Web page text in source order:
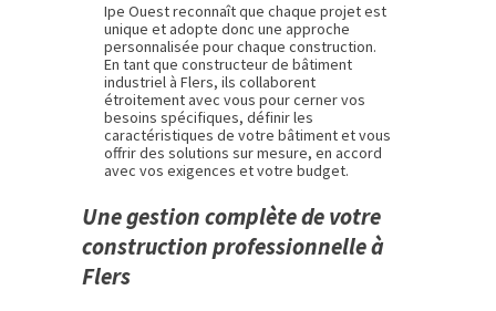
Ipe Ouest reconnaît que chaque projet est
unique et adopte donc une approche
personnalisée pour chaque construction.
En tant que constructeur de bâtiment
industriel à Flers, ils collaborent
étroitement avec vous pour cerner vos
besoins spécifiques, définir les
caractéristiques de votre bâtiment et vous
offrir des solutions sur mesure, en accord
avec vos exigences et votre budget.
Une gestion complète de votre
construction professionnelle à
Flers